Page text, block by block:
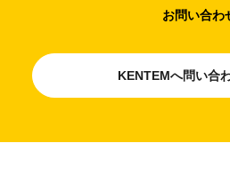
お問い合わ
KENTEMへ問い合